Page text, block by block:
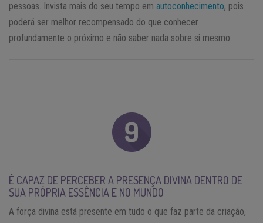
pessoas. Invista mais do seu tempo em autoconhecimento, pois
poderá ser melhor recompensado do que conhecer
profundamente o próximo e não saber nada sobre si mesmo.
É CAPAZ DE PERCEBER A PRESENÇA DIVINA DENTRO DE
SUA PRÓPRIA ESSÊNCIA E NO MUNDO
A força divina está presente em tudo o que faz parte da criação,